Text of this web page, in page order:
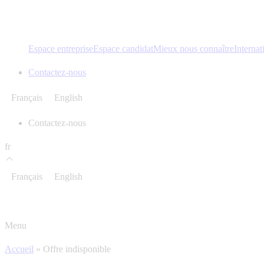
Espace entrepriseEspace candidatMieux nous connaître
Contactez-nous
Français English
Contactez-nous
fr
Français English
Menu
Accueil » Offre indisponible